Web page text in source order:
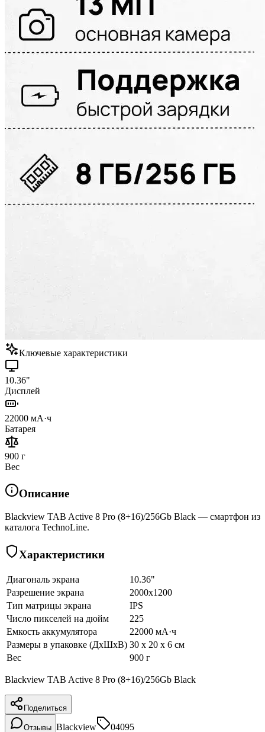
Ключевые характеристики
10.36"
Дисплей
22000 мА·ч
Батарея
900 г
Вес
Описание
Blackview TAB Active 8 Pro (8+16)/256Gb Black — смартфон из
каталога TechnoLine.
Характеристики
Диагональ экрана
10.36"
Разрешение экрана
2000x1200
Тип матрицы экрана
IPS
Число пикселей на дюйм
225
Емкость аккумулятора
22000 мА·ч
Размеры в упаковке (ДхШхВ) 30 x 20 x 6 см
Вес
900 г
Blackview TAB Active 8 Pro (8+16)/256Gb Black
Поделиться
Отзывы Blackview 04095